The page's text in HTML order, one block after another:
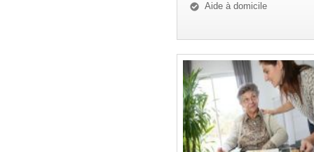
Aide à domicile